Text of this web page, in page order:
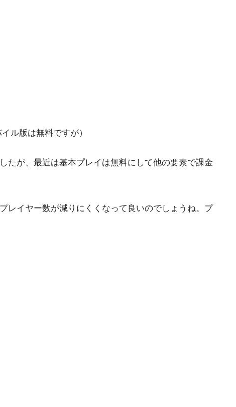
ル版は無料ですが）
たが、最近は基本プレイは無料にして他の要素で課金
レイヤー数が減りにくくなって良いのでしょうね。プ